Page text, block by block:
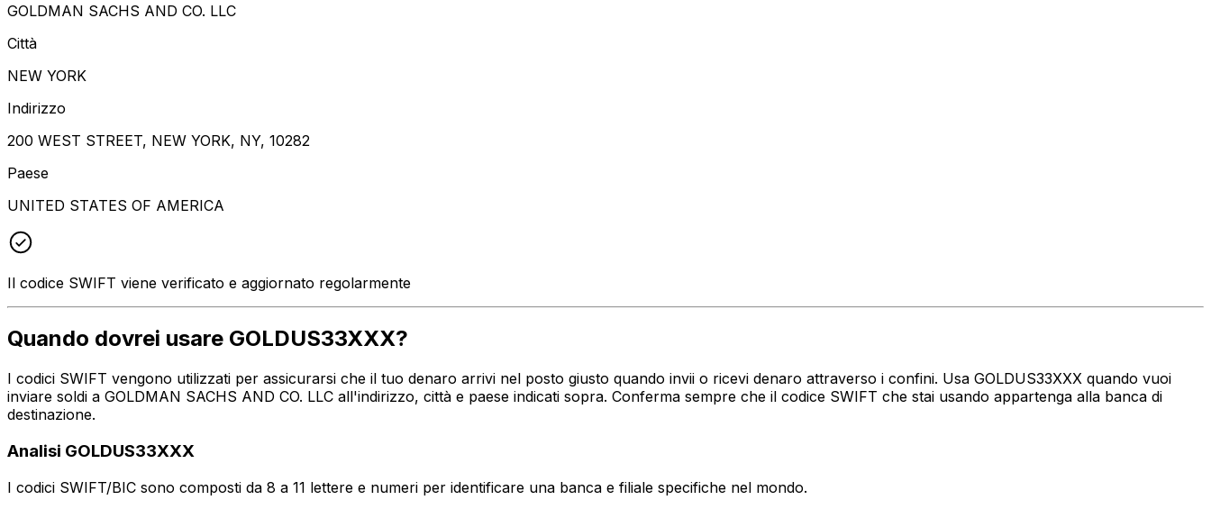
GOLDMAN SACHS AND CO. LLC
Città
NEW YORK
Indirizzo
200 WEST STREET, NEW YORK, NY, 10282
Paese
UNITED STATES OF AMERICA
Il codice SWIFT viene verificato e aggiornato regolarmente
Quando dovrei usare GOLDUS33XXX?
I codici SWIFT vengono utilizzati per assicurarsi che il tuo denaro arrivi nel posto giusto quando invii o ricevi denaro attraverso i confini. Usa GOLDUS33XXX quando vuoi
inviare soldi a GOLDMAN SACHS AND CO. LLC all'indirizzo, città e paese indicati sopra. Conferma sempre che il codice SWIFT che stai usando appartenga alla banca di
destinazione.
Analisi GOLDUS33XXX
I codici SWIFT/BIC sono composti da 8 a 11 lettere e numeri per identificare una banca e filiale specifiche nel mondo.